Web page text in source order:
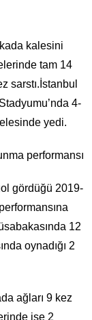
kalesini
tam 14
sarstı.İstanbul
4-
yedi.
performansı
gördüğü 2019-
12
oynadığı 2
ağları 9 kez
ise 2